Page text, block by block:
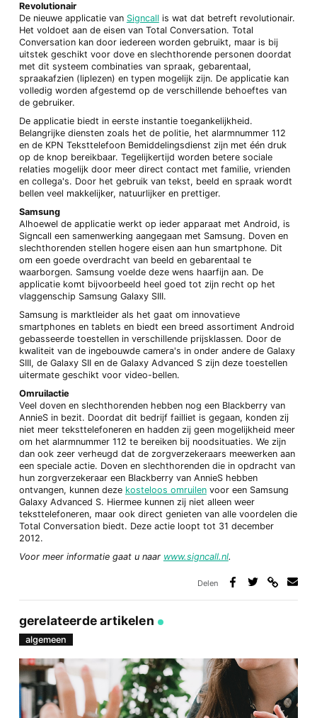
Revolutionair
De nieuwe applicatie van Signcall is wat dat betreft revolutionair.
Het voldoet aan de eisen van Total Conversation. Total
Conversation kan door iedereen worden gebruikt, maar is bij
uitstek geschikt voor dove en slechthorende personen doordat
met dit systeem combinaties van spraak, gebarentaal,
spraakafzien (liplezen) en typen mogelijk zijn. De applicatie kan
volledig worden afgestemd op de verschillende behoeftes van
de gebruiker.
De applicatie biedt in eerste instantie toegankelijkheid.
Belangrijke diensten zoals het de politie, het alarmnummer 112
en de KPN Teksttelefoon Bemiddelingsdienst zijn met één druk
op de knop bereikbaar. Tegelijkertijd worden betere sociale
relaties mogelijk door meer direct contact met familie, vrienden
en collega's. Door het gebruik van tekst, beeld en spraak wordt
bellen veel makkelijker, natuurlijker en prettiger.
Samsung
Alhoewel de applicatie werkt op ieder apparaat met Android, is
Signcall een samenwerking aangegaan met Samsung. Doven en
slechthorenden stellen hogere eisen aan hun smartphone. Dit
om een goede overdracht van beeld en gebarentaal te
waarborgen. Samsung voelde deze wens haarfijn aan. De
applicatie komt bijvoorbeeld heel goed tot zijn recht op het
vlaggenschip Samsung Galaxy SIII.
Samsung is marktleider als het gaat om innovatieve
smartphones en tablets en biedt een breed assortiment Android
gebasseerde toestellen in verschillende prijsklassen. Door de
kwaliteit van de ingebouwde camera's in onder andere de Galaxy
SIII, de Galaxy SII en de Galaxy Advanced S zijn deze toestellen
uitermate geschikt voor video-bellen.
Omruilactie
Veel doven en slechthorenden hebben nog een Blackberry van
AnnieS in bezit. Doordat dit bedrijf failliet is gegaan, konden zij
niet meer teksttelefoneren en hadden zij geen mogelijkheid meer
om het alarmnummer 112 te bereiken bij noodsituaties. We zijn
dan ook zeer verheugd dat de zorgverzekeraars meewerken aan
een speciale actie. Doven en slechthorenden die in opdracht van
hun zorgverzekeraar een Blackberry van AnnieS hebben
ontvangen, kunnen deze kosteloos omruilenvoor een Samsung
Galaxy Advanced S. Hiermee kunnen zij niet alleen weer
teksttelefoneren, maar ook direct genieten van alle voordelen die
Total Conversation biedt. Deze actie loopt tot 31 december
2012.
Voor meer informatie gaat u naar www.signcall.nl.
Delen
gerelateerde artikelen
algemeen